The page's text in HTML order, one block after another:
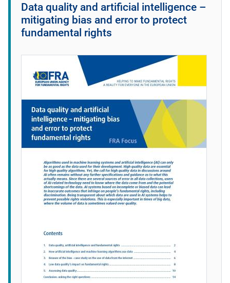
Data quality and artificial intelligence –
mitigating bias and error to protect
fundamental rights